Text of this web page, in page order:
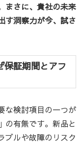
まさに、貴社の未来
す洞察力が今、試さ
保証期間とアフ
な検討項目の一つが
の有無です。新品と
ブルや故障のリスク